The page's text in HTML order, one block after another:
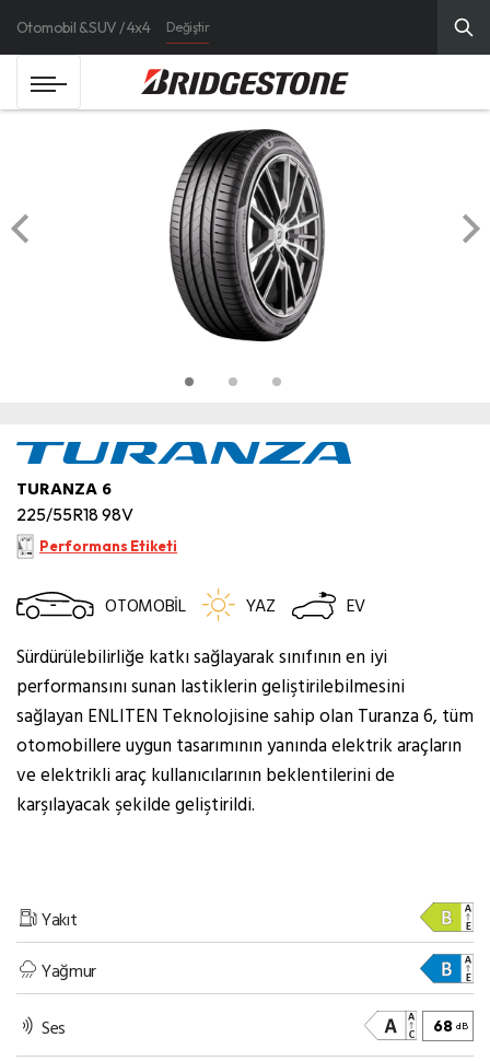
Otomobil & SUV / 4x4 Değiştir
TURANZA 6
225/55R18 98V
Performans Etiketi
OTOMOBİL YAZ EV
Sürdürülebilirliğe katkı sağlayarak sınıfının en iyi
performansını sunan lastiklerin geliştirilebilmesini
sağlayan ENLITEN Teknolojisine sahip olan Turanza 6, tüm
otomobillere uygun tasarımının yanında elektrik araçların
ve elektrikli araç kullanıcılarının beklentilerini de
karşılayacak şekilde geliştirildi.
Yakıt
Yağmur
Ses 68 dB